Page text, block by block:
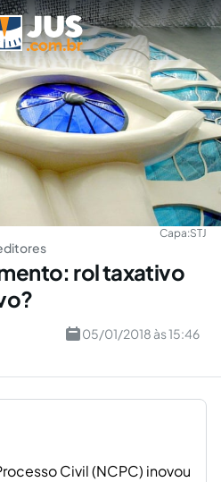
Capa:STJ
rol taxativo
05/01/2018 às 15:46
Civil (NCPC) inovou